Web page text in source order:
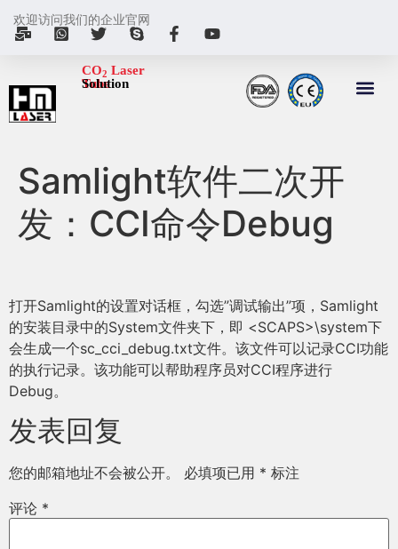
欢迎访问我们的企业官网
CO2 Laser
Tube
Solution
Samlight软件二次开
发：CCI命令Debug
打开Samlight的设置对话框，勾选”调试输出”项，Samlight
的安装目录中的System文件夹下，即 <SCAPS>\system下
会生成一个sc_cci_debug.txt文件。该文件可以记录CCI功能
的执行记录。该功能可以帮助程序员对CCI程序进行
Debug。
发表回复
您的邮箱地址不会被公开。 必填项已用 * 标注
评论 *